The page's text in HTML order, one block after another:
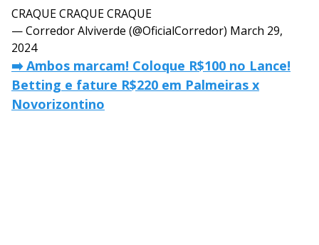
CRAQUE CRAQUE CRAQUE
— Corredor Alviverde (@OficialCorredor) March 29,
2024
➡️ Ambos marcam! Coloque R$100 no Lance!
Betting e fature R$220 em Palmeiras x
Novorizontino